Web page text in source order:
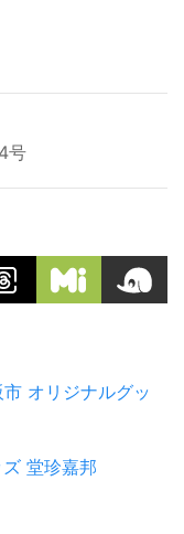
号
市 オリジナルグッ
堂珍嘉邦